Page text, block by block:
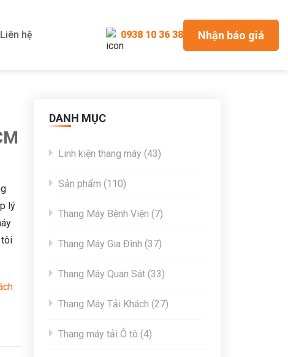
Liên hệ 0938 10 36 38 Nhận báo giá
lý
tôi
DANH MỤC
Linh kiện thang máy 4343
Sản phẩm 110110
Thang Máy Bệnh Viện 77
Thang Máy Gia Đình 3737
Thang Máy Quan Sát 3333
Thang Máy Tải Khách 2727
Thang máy tải Ô tô 44